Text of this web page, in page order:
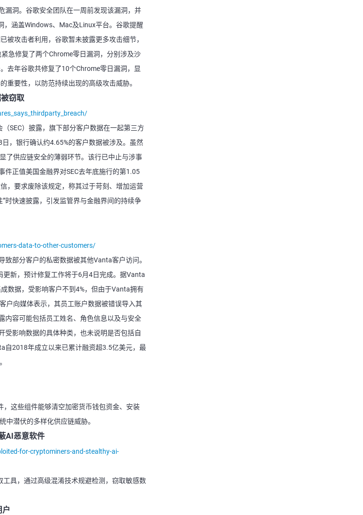
漏洞。谷歌安全团队在一周前发现该漏洞，并
涵盖Windows、Mac及Linux平台。谷歌提醒
被攻击者利用，谷歌暂未披露更多攻击细节，
急修复了两个Chrome零日漏洞，分别涉及沙
去年谷歌共修复了10个Chrome零日漏洞，显
重要性，以防范持续出现的高级攻击威胁。
窃取
SEC）披露，旗下部分客户数据在一起第三方
，银行确认约4.65%的客户数据被涉及。虽然
了供应链安全的薄弱环节。该行已中止与涉事
正值美国金融界对SEC去年底施行的第1.05
，要求废除该规定，称其过于苛刻、增加运营
时快速披露，引发监管界与金融界间的持续争
data-to-other-customers/
部分客户的私密数据被其他Vanta客户访问。
新，预计修复工作将于6月4日完成。据Vanta
数据，受影响客户不到4%，但由于Vanta拥有
户向媒体表示，其员工账户数据被错误导入其
内容可能包括员工姓名、角色信息以及与安全
受影响数据的具体种类，也未说明是否包括自
自2018年成立以来已累计融资超3.5亿美元，最
这些组件能够清空加密货币钱包资金、安装
中潜伏的多样化供应链威胁。
AI恶意软件
for-cryptominers-and-stealthy-ai-
具，通过高级混淆技术规避检测，窃取敏感数
户